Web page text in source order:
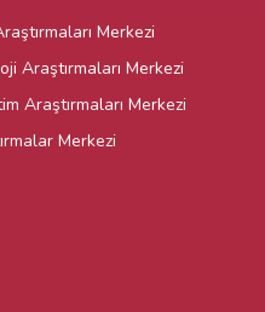
Merkezi
Araştırmaları Merkezi
Araştırmaları Merkezi
Merkezi